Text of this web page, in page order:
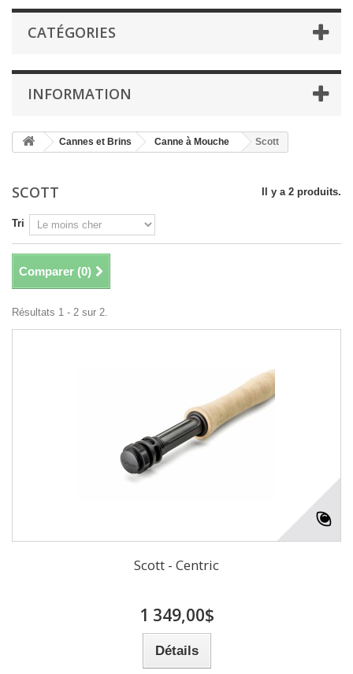
CATÉGORIES
INFORMATION
Cannes et Brins Canne à Mouche Scott
SCOTT Il y a 2 produits.
Tri
Comparer (0)
Résultats 1 - 2 sur 2.
Scott - Centric
1 349,00$
Détails